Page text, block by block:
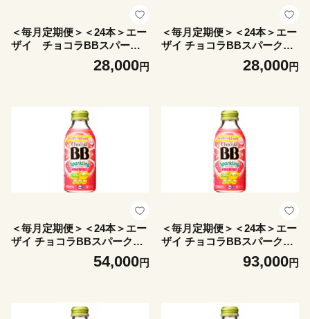
＜毎月定期便＞＜24本＞エー
ザイ チョコラBBスパーク
リング マスカット味全2回
28,000円
＜毎月定期便＞＜24本＞エー
ザイ チョコラBBスパークリ
ング グレープフルーツ&ピー
チ味全2回【4062531】
28,000円
＜毎月定期便＞＜24本＞エー
ザイ チョコラBBスパークリ
ング グレープフルーツ&ピー
チ味全4回【4062534】
54,000円
＜毎月定期便＞＜24本＞エー
ザイ チョコラBBスパークリ
ング グレープフルーツ&ピー
チ味全7回【4062536】
93,000円